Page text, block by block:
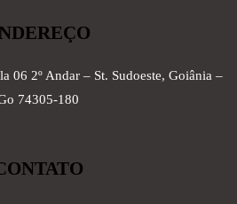
06 2º Andar – St. Sudoeste, Goiânia –
74305-180